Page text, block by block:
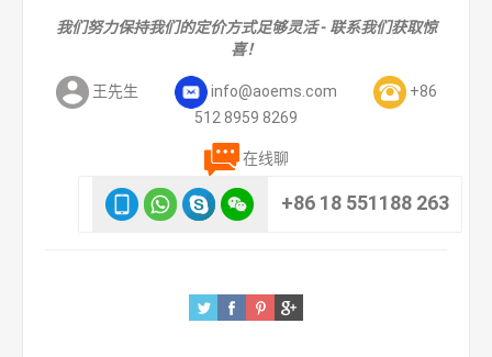
我们努力保持我们的定价方式足够灵活 - 联系我们获取惊
喜！
王先生 info@aoems.com
+86
512 8959 8269
在线聊
+86 18 551188 263